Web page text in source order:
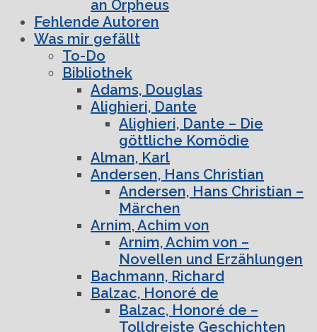
an Orpheus
Fehlende Autoren
Was mir gefällt
To-Do
Bibliothek
Adams, Douglas
Alighieri, Dante
Alighieri, Dante – Die
göttliche Komödie
Alman, Karl
Andersen, Hans Christian
Andersen, Hans Christian –
Märchen
Arnim, Achim von
Arnim, Achim von –
Novellen und Erzählungen
Bachmann, Richard
Balzac, Honoré de
Balzac, Honoré de –
Tolldreiste Geschichten